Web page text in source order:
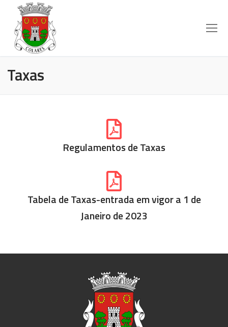
Taxas
Regulamentos de Taxas
Tabela de Taxas-entrada em vigor a 1 de
Janeiro de 2023